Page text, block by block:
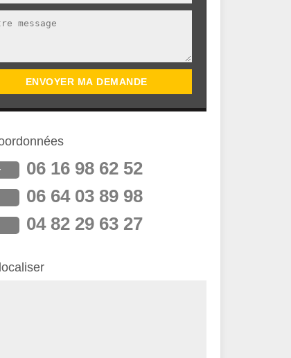
06 16 98 62 52
06 64 03 89 98
04 82 29 63 27